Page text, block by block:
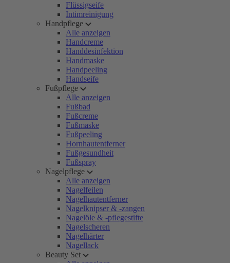
Flüssigseife
Intimreinigung
Handpflege
Alle anzeigen
Handcreme
Handdesinfektion
Handmaske
Handpeeling
Handseife
Fußpflege
Alle anzeigen
Fußbad
Fußcreme
Fußmaske
Fußpeeling
Hornhautentferner
Fußgesundheit
Fußspray
Nagelpflege
Alle anzeigen
Nagelfeilen
Nagelhautentferner
Nagelknipser & -zangen
Nagelöle & -pflegestifte
Nagelscheren
Nagelhärter
Nagellack
Beauty Set